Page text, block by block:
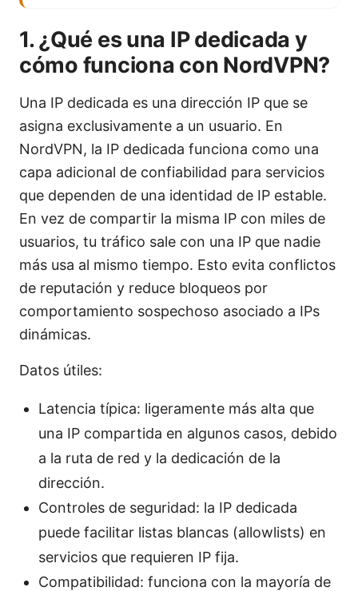
1. ¿Qué es una IP dedicada y
cómo funciona con NordVPN?
Una IP dedicada es una dirección IP que se
asigna exclusivamente a un usuario. En
NordVPN, la IP dedicada funciona como una
capa adicional de confiabilidad para servicios
que dependen de una identidad de IP estable.
En vez de compartir la misma IP con miles de
usuarios, tu tráfico sale con una IP que nadie
más usa al mismo tiempo. Esto evita conflictos
de reputación y reduce bloqueos por
comportamiento sospechoso asociado a IPs
dinámicas.
Datos útiles:
Latencia típica: ligeramente más alta que
una IP compartida en algunos casos, debido
a la ruta de red y la dedicación de la
dirección.
Controles de seguridad: la IP dedicada
puede facilitar listas blancas (allowlists) en
servicios que requieren IP fija.
Compatibilidad: funciona con la mayoría de